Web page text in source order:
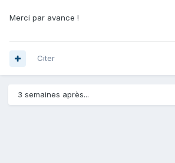
Merci par avance !
Citer
3 semaines après...